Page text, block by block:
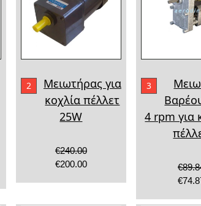
2
Μειωτήρας για
κοχλία πέλλετ
25W
€240.00
€200.00
3
4 rpm για